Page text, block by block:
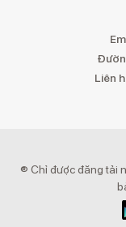
Liên
® Chỉ được đăng tải